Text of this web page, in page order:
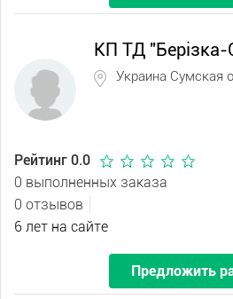
КП ТД "Берізка-
Украина Сумская
Рейтинг 0.0
0 выполненных заказа
0 отзывов
6 лет на сайте
Предложить